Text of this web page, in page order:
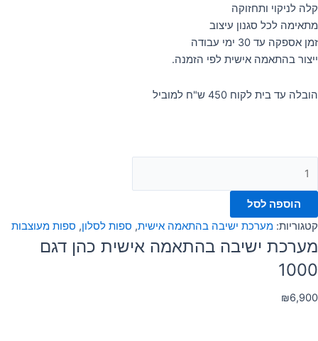
קלה לניקוי ותחזוקה
מתאימה לכל סגנון עיצוב
זמן אספקה עד 30 ימי עבודה
ייצור בהתאמה אישית לפי הזמנה.
הובלה עד בית לקוח 450 ש"ח למוביל
הוספה לסל
קטגוריות: מערכת ישיבה בהתאמה אישית, ספות לסלון, ספות מעוצבות
מערכת ישיבה בהתאמה אישית כהן דגם
1000
₪6,900